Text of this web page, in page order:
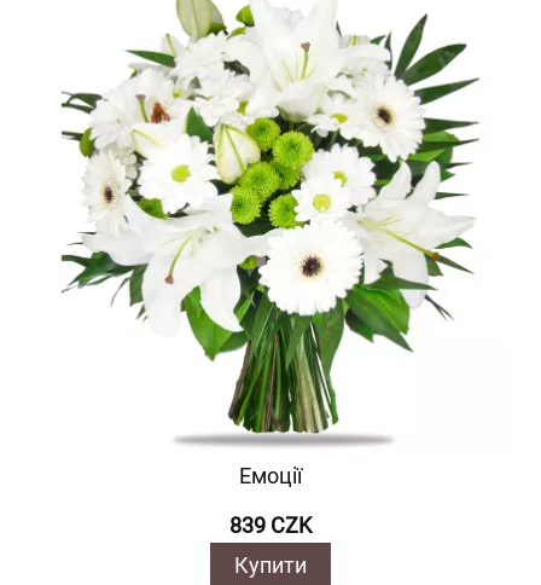
Емоції
839 CZK
Купити